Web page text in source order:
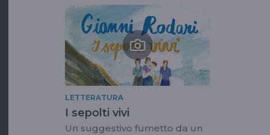
LETTERATURA
I sepolti vivi
Un suggestivo fumetto da un